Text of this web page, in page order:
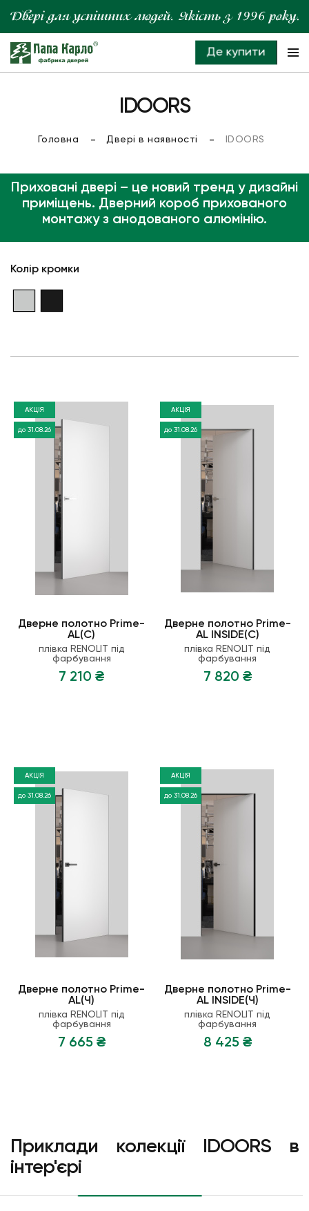
Де купити
IDOORS
Головна Двері в наявності IDOORS
Приховані двері – це новий тренд у дизайні
приміщень. Дверний короб прихованого
монтажу з анодованого алюмiнiю.
Колір кромки
АКЦІЯ
до 31.08.26
Дверне полотно Prime-
AL(С)
плiвка RENOLIT пiд
фарбування
7 210 ₴
АКЦІЯ
до 31.08.26
Дверне полотно Prime-
AL INSIDE(С)
плiвка RENOLIT пiд
фарбування
7 820 ₴
АКЦІЯ
до 31.08.26
Дверне полотно Prime-
AL(Ч)
плiвка RENOLIT пiд
фарбування
7 665 ₴
АКЦІЯ
до 31.08.26
Дверне полотно Prime-
AL INSIDE(Ч)
плiвка RENOLIT пiд
фарбування
8 425 ₴
Приклади колекції IDOORS в
інтер'єрі